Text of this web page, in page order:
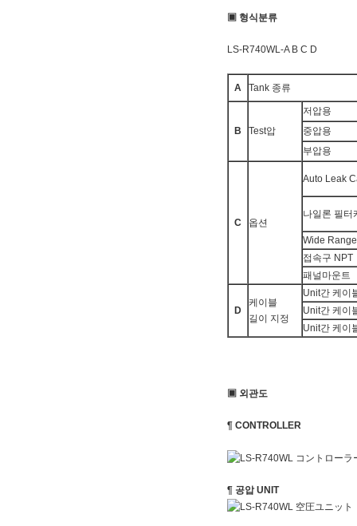
▣ 형식분류
LS-R740WL-A B C D
A Tank 종류
B Test압
저압용
중압용
부압용
C 옵션
Auto Leak
나일론 필터
Wide Range
접속구 NPT
패널마운트
D
케이블
길이 지정
Unit간 케이
Unit간 케이
Unit간 케이
▣ 외관도
¶ CONTROLLER
¶ 공압 UNIT